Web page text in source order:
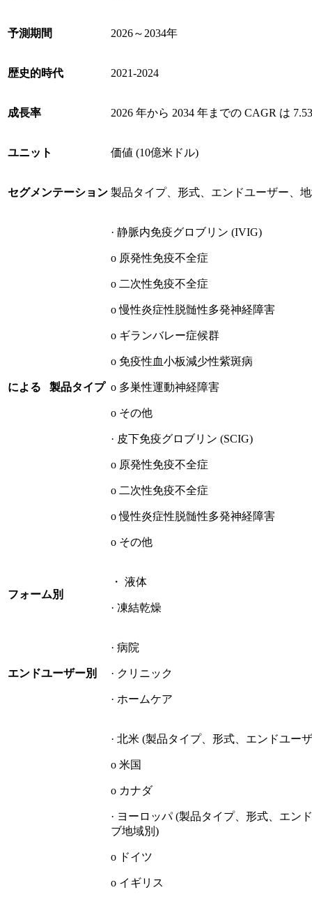
予測期間 2026～2034年
歴史的時代 2021-2024
成長率 2026 年から 2034 年までの CAGR は
ユニット 価値 (10億米ドル)
セグメンテーション 製品タイプ、形式、エンドユーザー、
による 製品タイプ
· 静脈内免疫グロブリン (IVIG)
o 原発性免疫不全症
o 二次性免疫不全症
o 慢性炎症性脱髄性多発神経障害
o ギランバレー症候群
o 免疫性血小板減少性紫斑病
o 多巣性運動神経障害
o その他
· 皮下免疫グロブリン (SCIG)
o 原発性免疫不全症
o 二次性免疫不全症
o 慢性炎症性脱髄性多発神経障害
o その他
フォーム別
・ 液体
· 凍結乾燥
エンドユーザー別
· 病院
· クリニック
· ホームケア
· 北米 (製品タイプ、形式、エンドユー
o 米国
o カナダ
· ヨーロッパ (製品タイプ、形式、エン
ブ地域別)
o ド​​イツ
o イギリス